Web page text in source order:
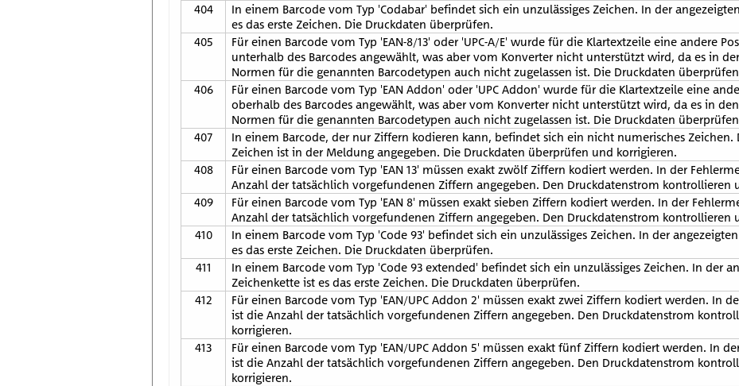
404
In einem Barcode vom Typ 'Codabar' befindet sich ein unzulässiges Zeichen. In der
es das erste Zeichen. Die Druckdaten überprüfen.
405
Für einen Barcode vom Typ 'EAN-8/13' oder 'UPC-A/E' wurde für die Klartextzeile eine andere
unterhalb des Barcodes angewählt, was aber vom Konverter nicht unterstützt wird, da es in
Normen für die genannten Barcodetypen auch nicht zugelassen ist. Die Druckdaten
406
Für einen Barcode vom Typ 'EAN Addon' oder 'UPC Addon' wurde für die Klartextzeile eine
oberhalb des Barcodes angewählt, was aber vom Konverter nicht unterstützt wird, da es in
Normen für die genannten Barcodetypen auch nicht zugelassen ist. Die Druckdaten
407
In einem Barcode, der nur Ziffern kodieren kann, befindet sich ein nicht numerisches Zeichen.
Zeichen ist in der Meldung angegeben. Die Druckdaten überprüfen und korrigieren.
408
Für einen Barcode vom Typ 'EAN 13' müssen exakt zwölf Ziffern kodiert werden. In der
Anzahl der tatsächlich vorgefundenen Ziffern angegeben. Den Druckdatenstrom kontrollieren
409
Für einen Barcode vom Typ 'EAN 8' müssen exakt sieben Ziffern kodiert werden. In der
Anzahl der tatsächlich vorgefundenen Ziffern angegeben. Den Druckdatenstrom kontrollieren
410
In einem Barcode vom Typ 'Code 93' befindet sich ein unzulässiges Zeichen. In der
es das erste Zeichen. Die Druckdaten überprüfen.
411
In einem Barcode vom Typ 'Code 93 extended' befindet sich ein unzulässiges Zeichen. In der
Zeichenkette ist es das erste Zeichen. Die Druckdaten überprüfen.
412
Für einen Barcode vom Typ 'EAN/UPC Addon 2' müssen exakt zwei Ziffern kodiert werden. In
ist die Anzahl der tatsächlich vorgefundenen Ziffern angegeben. Den Druckdatenstrom
korrigieren.
413
Für einen Barcode vom Typ 'EAN/UPC Addon 5' müssen exakt fünf Ziffern kodiert werden. In
ist die Anzahl der tatsächlich vorgefundenen Ziffern angegeben. Den Druckdatenstrom
korrigieren.